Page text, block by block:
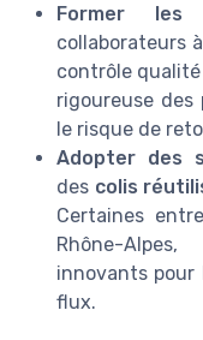
Former les
collaborateurs
contrôle
rigoureuse des
le risque de
Adopter des
des colis
Certaines
Rhône-
innovants
flux.